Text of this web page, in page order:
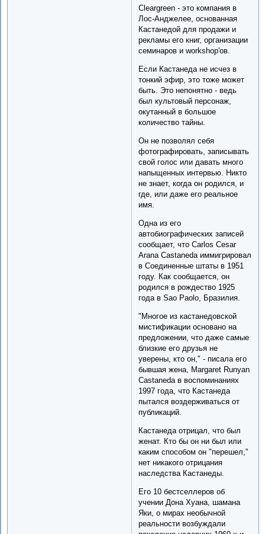
Cleargreen - это компания в
Лос-Анджелее, основанная
Кастанедой для продажи и
рекламы его книг, организации
семинаров и workshop'ов.
Если Кастанеда не исчез в
тонкий эфир, это тоже может
быть. Это непонятно - ведь
был культовый персонаж,
окутанный в большое
количество тайны.
Он не позволял себя
фотографировать, записывать
свой голос или давать много
напыщенных интервью. Никто
не знает, когда он родился, и
где, или даже его реальное
имя.
Одна из его
автобиографических записей
сообщает, что Carlos Cesar
Arana Castaneda иммигрировал
в Соединенные штаты в 1951
году. Как сообщается, он
родился в рождество 1925
года в Sao Paolo, Бразилия.
"Многое из кастанедовской
мистификации основано на
предложении, что даже самые
близкие его друзья не
уверены, кто он," - писала его
бывшая жена, Margaret Runyan
Castaneda в воспоминаниях
1997 года, что Кастанеда
пытался воздерживаться от
публикаций.
Кастанеда отрицал, что был
женат. Кто бы он ни был или
каким способом он "перешел,"
нет никакого отрицания
наследства Кастанеды.
Его 10 бестселлеров об
учении Дона Хуана, шамана
Яки, о мирах необычной
реальности возбуждали